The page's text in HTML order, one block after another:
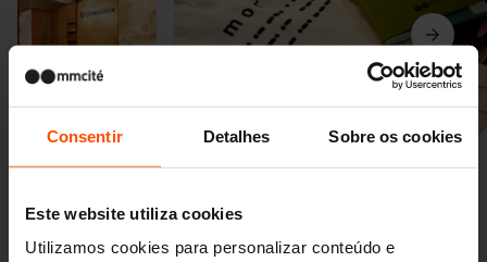
Consentir Detalhes Sobre os cookies
Este website utiliza cookies
Utilizamos cookies para personalizar conteúdo e
Seguinte